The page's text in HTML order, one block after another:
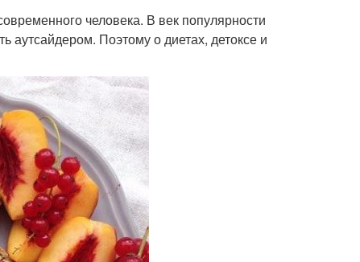
человека. В век популярности
аутсайдером. Поэтому о диетах, детоксе и